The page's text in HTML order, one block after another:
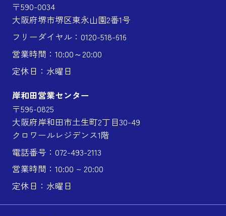
〒590-0034
大阪府堺市堺区東永山園2番1号
フリーダイヤル：0120-518-616
営業時間：10:00～20:00
定休日：水曜日
岸和田営業センター
〒596-0825
大阪府岸和田市土生町2丁目30-49
クロワールレジデンス1階
電話番号：072-493-2113
営業時間：10:00 ~ 20:00
定休日：水曜日